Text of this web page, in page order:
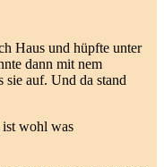
Haus und hüpfte unter
dann mit nem
auf. Und da stand
ist wohl was